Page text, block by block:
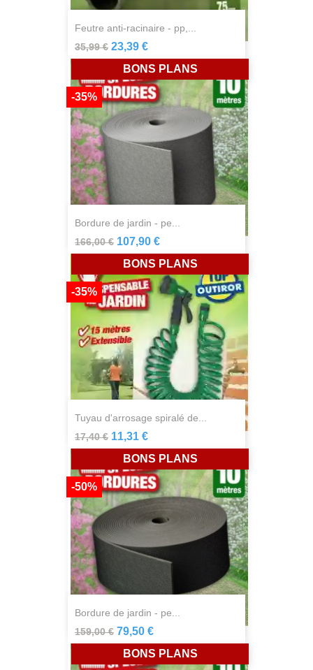
feutre anti-racinaire - pp,...
35,99 € 23,39 €
bordure de jardin - pe...
166,00 €
-35%
107,90 €
BONS PLANS
tuyau d'arrosage spiralé de...
17,40 €
-35%
11,31 €
BONS PLANS
bordure de jardin - pe...
159,00 €
-50%
79,50 €
BONS PLANS
BONS PLANS